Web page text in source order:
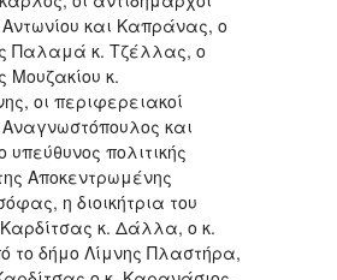
και Καπράνας, ο
Παλαμά κ. Τζέλλας, ο
Μουζακίου κ.
οι περιφερειακοί
Αναγνωστόπουλος και
υπεύθυνος πολιτικής
Αποκεντρωμένης
η διοικήτρια του
κ. Δάλλα, ο κ.
το δήμο Λίμνης Πλαστήρα,